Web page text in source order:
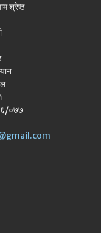
श्रेष्ठ
०७७